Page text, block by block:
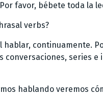
favor, bébete toda la
verbs?
hablar, continuamente.
conversaciones, series e
hablando veremos